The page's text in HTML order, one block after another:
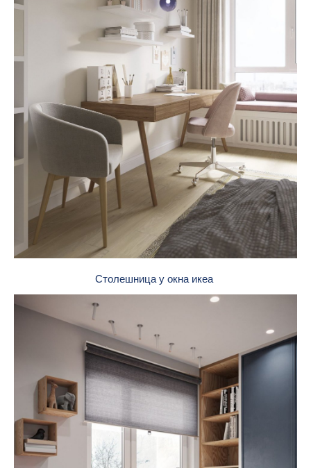
Столешница у окна икеа